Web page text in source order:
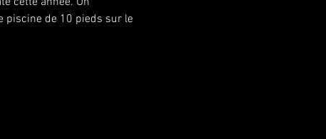
piscine de 10 pieds sur le